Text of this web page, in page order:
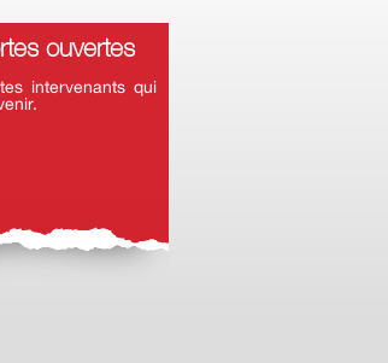
ouvertes
intervenants qui